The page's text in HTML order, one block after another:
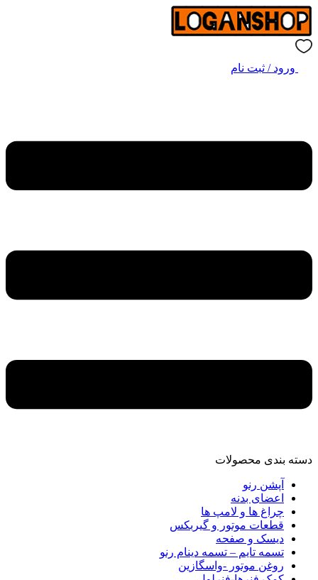
ورود / ثبت نام
دسته‌ بندی محصولات
آپشن رنو
اعضای بدنه
چراغ ها و لامپ ها
قطعات موتور و گیربکس
دیسک و صفحه
تسمه تایم – تسمه دینام رنو
روغن موتور -واسگازین